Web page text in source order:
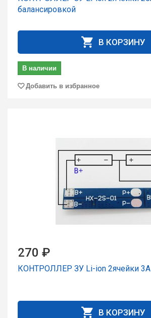
балансировкой
В КОРЗИНУ
В наличии
Добавить в избранное
270 ₽
КОНТРОЛЛЕР ЗУ Li-ion 2ячейки 3А
В КОРЗИНУ